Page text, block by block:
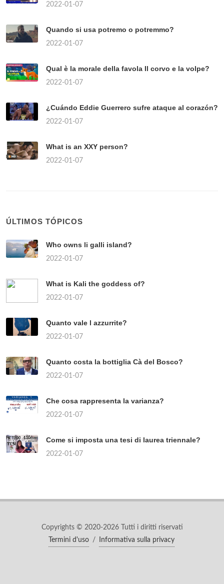
2022-01-07
Quando si usa potremo o potremmo?
2022-01-07
Qual è la morale della favola Il corvo e la volpe?
2022-01-07
¿Cuándo Eddie Guerrero sufre ataque al corazón?
2022-01-07
What is an XXY person?
2022-01-07
ÚLTIMOS TÓPICOS
Who owns li galli island?
2022-01-07
What is Kali the goddess of?
2022-01-07
Quanto vale l azzurrite?
2022-01-07
Quanto costa la bottiglia Cà del Bosco?
2022-01-07
Che cosa rappresenta la varianza?
2022-01-07
Come si imposta una tesi di laurea triennale?
2022-01-07
Copyrights © 2020-2026 Tutti i diritti riservati
Termini d'uso
/ Informativa sulla privacy